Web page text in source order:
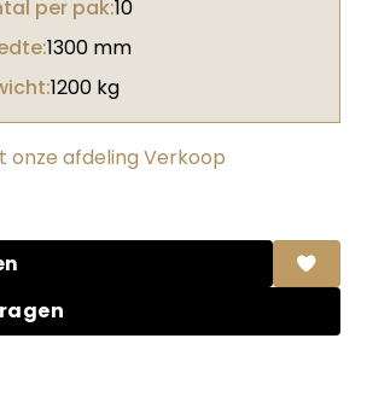
per pak:10
1300 mm
1200 kg
afdeling Verkoop